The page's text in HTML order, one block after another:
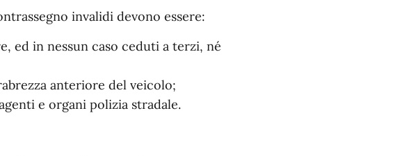
invalidi devono essere:
ed in nessun caso ceduti a terzi, né
anteriore del veicolo;
e organi polizia stradale.